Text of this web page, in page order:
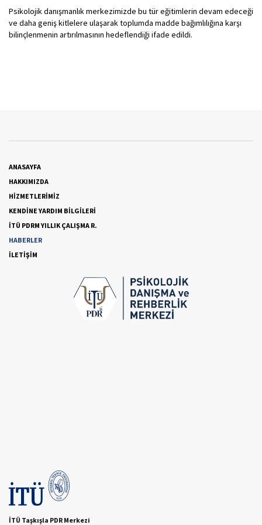
Psikolojik danışmanlık merkezimizde bu tür eğitimlerin devam edeceği
ve daha geniş kitlelere ulaşarak toplumda madde bağımlılığına karşı
bilinçlenmenin artırılmasının hedeflendiği ifade edildi.
ANASAYFA
HAKKIMIZDA
HİZMETLERİMİZ
KENDİNE YARDIM BİLGİLERİ
İTÜ PDRM YILLIK ÇALIŞMA R.
HABERLER
İLETİŞİM
İTÜ Taşkışla PDR Merkezi